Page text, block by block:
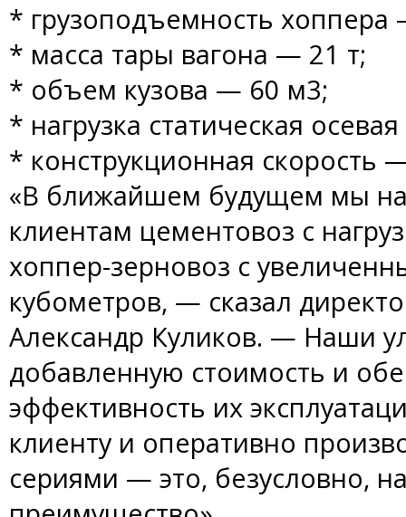
* грузоподъемность хоппера
* масса тары вагона — 21 т;
* объем кузова — 60 м3;
* нагрузка статическая
* конструкционная скорость
«В ближайшем будущем мы
клиентам цементовоз с
хоппер-зерновоз с
кубометров, — сказал
Александр Куликов. — Наши
добавленную стоимость и
эффективность их
клиенту и оперативно
сериями — это, безусловно,